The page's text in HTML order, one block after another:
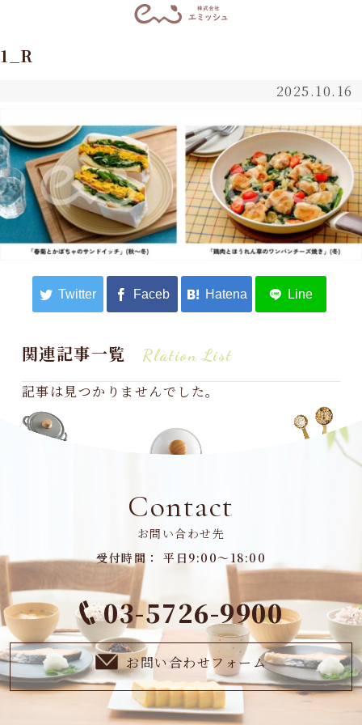
1_R
2025.10.16
関連記事一覧 Rlation List
記事は見つかりませんでした。
Contact
お問い合わせ先
受付時間： 平日9:00～18:00
03-5726-9900
お問い合わせフォーム